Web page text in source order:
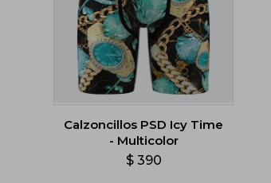
Calzoncillos PSD Icy Time
- Multicolor
$ 390